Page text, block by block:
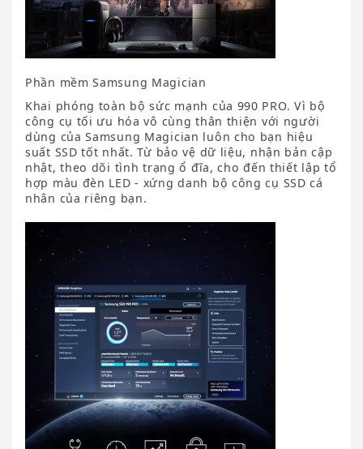
Phần mềm Samsung Magician
Khai phóng toàn bộ sức mạnh của 990 PRO. Vì bộ
công cụ tối ưu hóa vô cùng thân thiện với người
dùng của Samsung Magician luôn cho bạn hiệu
suất SSD tốt nhất. Từ bảo vệ dữ liệu, nhận bản cập
nhật, theo dõi tình trạng ổ đĩa, cho đến thiết lập tổ
hợp màu đèn LED - xứng danh bộ công cụ SSD cá
nhân của riêng bạn.